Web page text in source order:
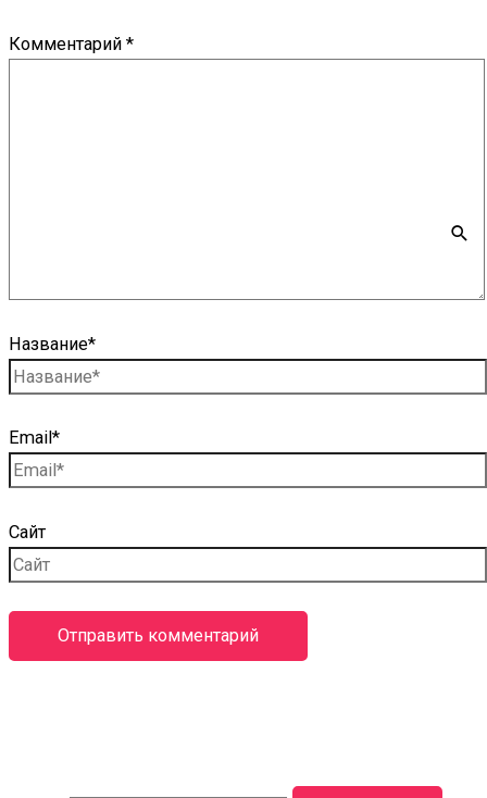
Комментарий *
Название*
Email*
Сайт